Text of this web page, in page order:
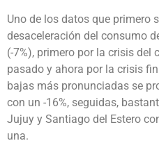
Uno de los datos que primero
desaceleración del consumo
(-7%), primero por la crisis
pasado y ahora por la crisis
bajas más pronunciadas se
con un -16%, seguidas,
Jujuy y Santiago del Estero
una.